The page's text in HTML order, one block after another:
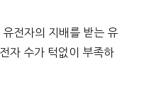
전자의 지배를 받는 유
자 수가 턱없이 부족하